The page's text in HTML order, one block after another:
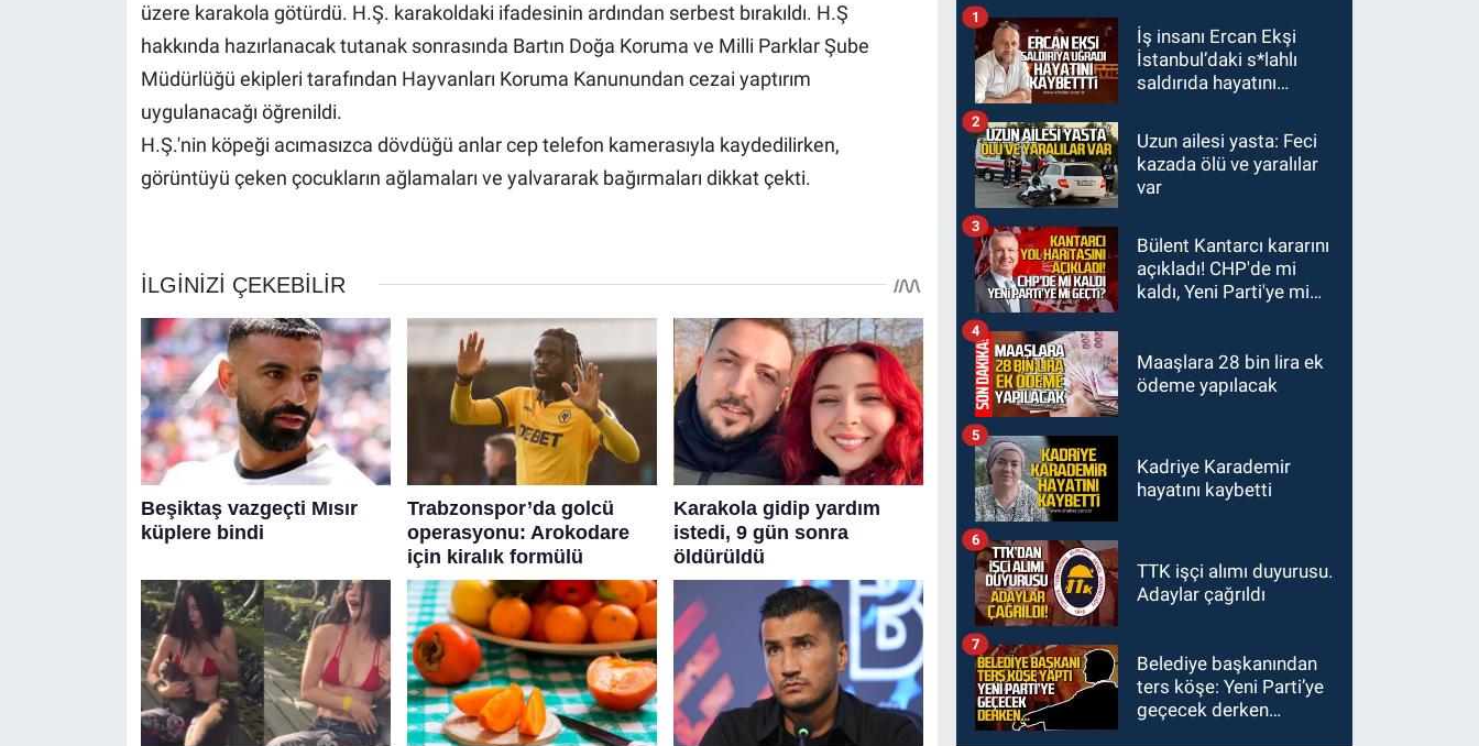
üzere karakola götürdü. H.Ş. karakoldaki ifadesinin ardından serbest bırakıldı. H.Ş
hakkında hazırlanacak tutanak sonrasında Bartın Doğa Koruma ve Milli Parklar Şube
Müdürlüğü ekipleri tarafından Hayvanları Koruma Kanunundan cezai yaptırım
uygulanacağı öğrenildi.
H.Ş.'nin köpeği acımasızca dövdüğü anlar cep telefon kamerasıyla kaydedilirken,
görüntüyü çeken çocukların ağlamaları ve yalvararak bağırmaları dikkat çekti.
GÜNDEM
21:22Savaş Çiloğlu ve
yönetimi Başkan Köksal
GÜNDEM
21:05Öğretmenlere
Milli Eğitim
haber
GÜNDEM
19:34Zonguldakspor
Bolu'da 3 hazırlık maçı
rakipler...
İş insanı Ercan Ekşi
İstanbul’daki s*lahlı
saldırıda hayatını
1
Uzun ailesi yasta: Feci
kazada ölü ve yaralılar
var
2
Bülent Kantarcı kararını
açıkladı! CHP'de mi
kaldı, Yeni Parti'ye mi
3
Maaşlara 28 bin lira ek
ödeme yapılacak
4
Kadriye Karademir
hayatını kaybetti
5
TTK işçi alımı duyurusu.
Adaylar çağrıldı
6
Belediye başkanından
ters köşe: Yeni Parti’ye
geçecek derken…
7